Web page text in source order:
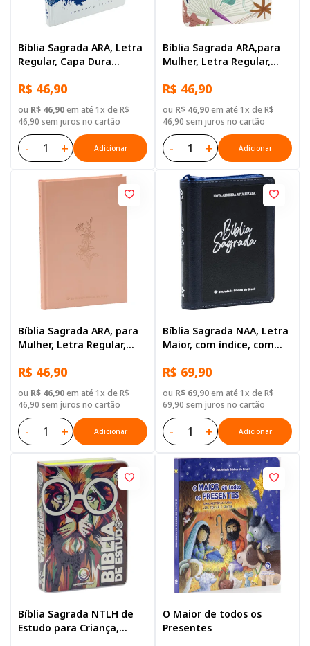
Bíblia Sagrada ARA, Letra
Regular, Capa Dura
R$ 46,90
ou R$ 46,90em até 1x de R$
46,90 sem juros no cartão
- + Adicionar
Bíblia Sagrada ARA,para
Mulher, Letra Regular,
R$ 46,90
ou R$ 46,90em até 1x de R$
46,90 sem juros no cartão
- + Adicionar
Bíblia Sagrada ARA, para
Mulher, Letra Regular,
R$ 46,90
ou R$ 46,90em até 1x de R$
46,90 sem juros no cartão
- + Adicionar
Bíblia Sagrada NAA, Letra
Maior, com índice, com
Sintético Azul
R$ 69,90
ou R$ 69,90em até 1x de R$
69,90 sem juros no cartão
- + Adicionar
Bíblia Sagrada NTLH de
Estudo para Criança,
O Maior de todos os
Presentes